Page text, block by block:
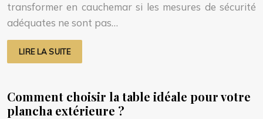
transformer en cauchemar si les mesures de sécurité
adéquates ne sont pas…
LIRE LA SUITE
Comment choisir la table idéale pour votre
plancha extérieure ?